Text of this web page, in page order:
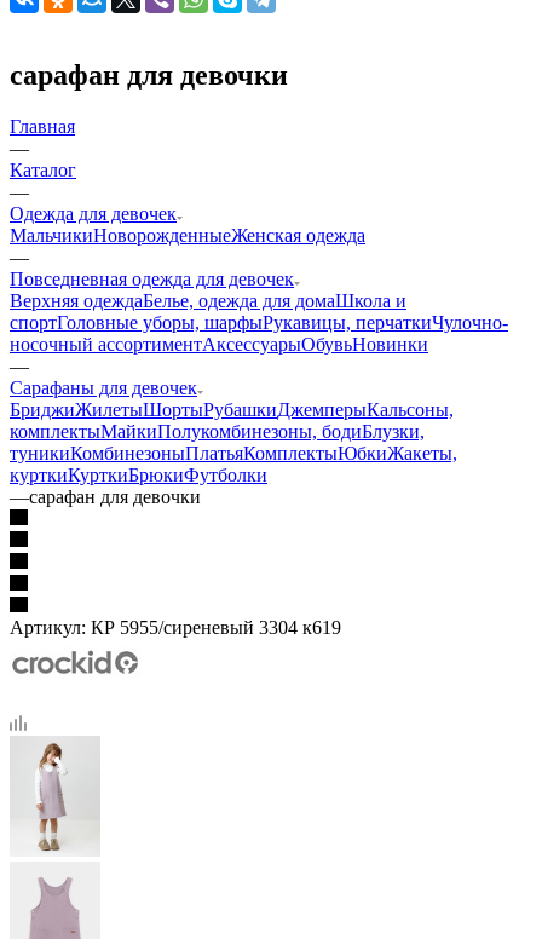
сарафан для девочки
Главная
—
Каталог
—
Одежда для девочек
МальчикиНоворожденныеЖенская одежда
—
Повседневная одежда для девочек
Верхняя одеждаБелье, одежда для домаШкола и
спортГоловные уборы, шарфыРукавицы, перчаткиЧулочно-
носочный ассортиментАксессуарыОбувьНовинки
—
Сарафаны для девочек
БриджиЖилетыШортыРубашкиДжемперыКальсоны,
комплектыМайкиПолукомбинезоны, бодиБлузки,
туникиКомбинезоныПлатьяКомплектыЮбкиЖакеты,
курткиКурткиБрюкиФутболки
—сарафан для девочки
Артикул: КР 5955/сиреневый 3304 к619